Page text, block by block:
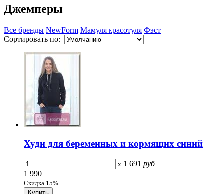
Джемперы
Все бренды NewForm Мамуля красотуля Фэст
Сортировать по:
Худи для беременных и кормящих синий
x 1 691 руб
1 990
Скидка 15%